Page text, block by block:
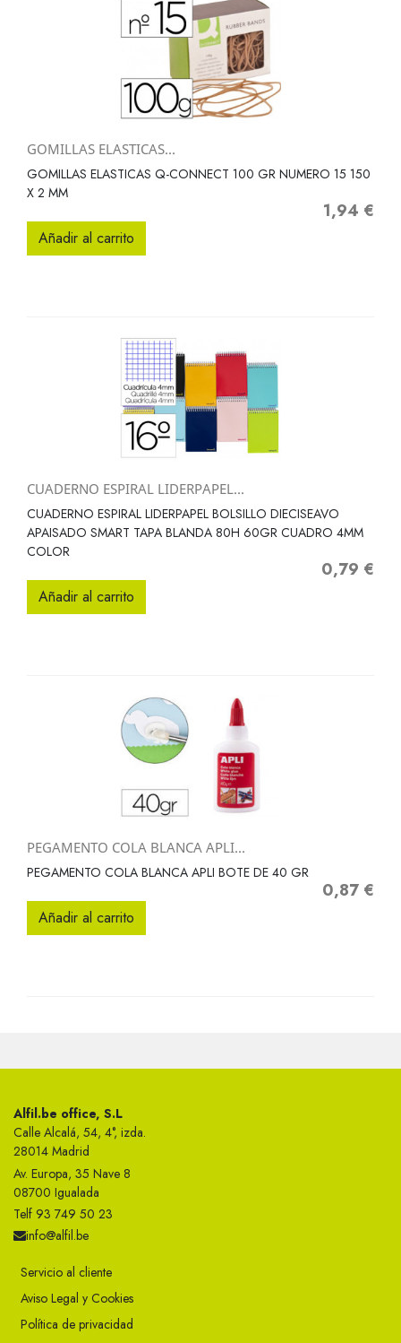
GOMILLAS ELASTICAS...
GOMILLAS ELASTICAS Q-CONNECT 100 GR NUMERO 15 150
X 2 MM
Precio
1,94 €
Añadir al carrito
CUADERNO ESPIRAL LIDERPAPEL...
CUADERNO ESPIRAL LIDERPAPEL BOLSILLO DIECISEAVO
APAISADO SMART TAPA BLANDA 80H 60GR CUADRO 4MM
COLOR
Precio
0,79 €
Añadir al carrito
PEGAMENTO COLA BLANCA APLI...
PEGAMENTO COLA BLANCA APLI BOTE DE 40 GR
Precio
0,87 €
Añadir al carrito
Alfil.be office, S.L
Calle Alcalá, 54, 4°, izda.
28014 Madrid
Av. Europa, 35 Nave 8
08700 Igualada
Telf 93 749 50 23
info@alfil.be
Servicio al cliente
Aviso Legal y Cookies
Política de privacidad